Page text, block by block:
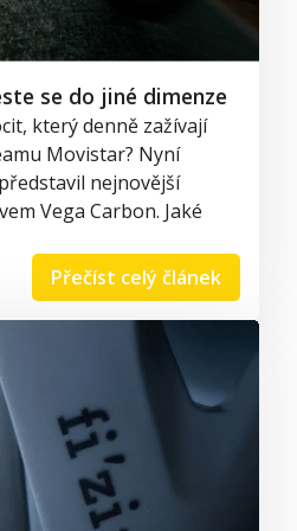
se do jiné dimenze
který denně zažívají
Movistar? Nyní
nejnovější
Vega Carbon. Jaké
Přečíst celý článek